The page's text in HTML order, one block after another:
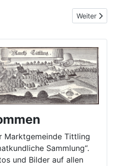
aus Richtung Dreiburgenstraße
Nächster
Weiter
Marktgemeinde Tittling
Sammlung“.
und Bilder auf allen